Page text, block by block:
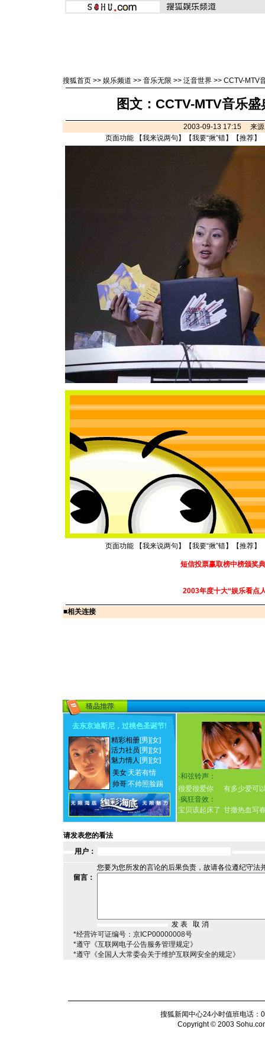
搜狐首页 >> 娱乐频道 >> 音乐无限 >> 泛音世界 >> CCTV-MTV
图文：CCTV-MTV音乐
2003-09-13 17:15 来
页面功能 【我来说两句 】【我要“揪”错】【推荐】
页面功能 【我来说两句 】【我要“揪”错】【推荐】
短信投票赢取榜中榜颁奖
2003年度十大“娱乐看点
■相关连接
去东京迪斯尼，过桃色圣诞节!
精彩相册[男] [女]
活力社员 [男] [女]
魅力情人 [男] [女]
美女 天若有情
帅哥不帅照脸踢
·和弦铃声：
很爱很爱你
有多少爱可
·疯狂音效：
宝贝该起床了 甘撒热血写
请发表您的看法
用户：
您要为您所发的言论的后果负责，故请各位遵纪守法
留言：
*经营许可证编号：京ICP00000008号
*遵守《互联网电子公告服务管理规定》
*遵守《全国人大常委会关于维护互联网安全的规定》
搜狐新闻中心24小时值班电话
Copyright © 2003